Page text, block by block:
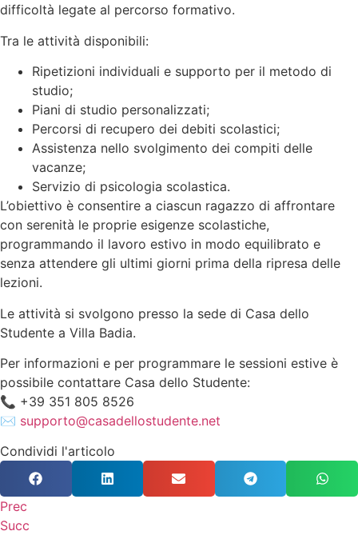
difficoltà legate al percorso formativo.
Tra le attività disponibili:
Ripetizioni individuali e supporto per il metodo di
studio;
Piani di studio personalizzati;
Percorsi di recupero dei debiti scolastici;
Assistenza nello svolgimento dei compiti delle
vacanze;
Servizio di psicologia scolastica.
L’obiettivo è consentire a ciascun ragazzo di affrontare
con serenità le proprie esigenze scolastiche,
programmando il lavoro estivo in modo equilibrato e
senza attendere gli ultimi giorni prima della ripresa delle
lezioni.
Le attività si svolgono presso la sede di Casa dello
Studente a Villa Badia.
Per informazioni e per programmare le sessioni estive è
possibile contattare Casa dello Studente:
📞 +39 351 805 8526
✉️ supporto@casadellostudente.net
Condividi l'articolo
Prec
Succ